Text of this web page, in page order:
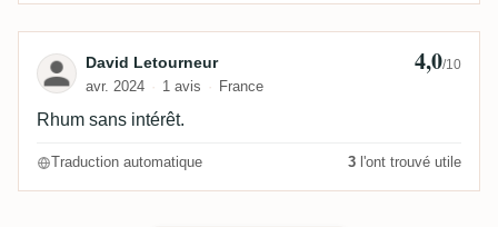
Avis de David Letourneur
David Letourneur
avr. 2024 1 avis France
4,0/10
Rhum sans intérêt.
Traduction automatique 3 l'ont trouvé utile